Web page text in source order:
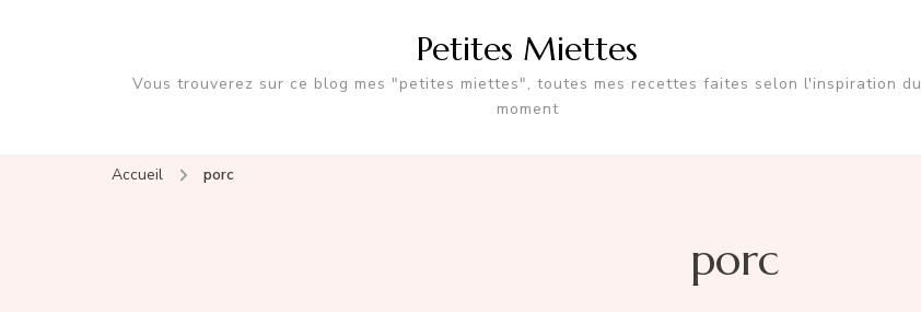
Petites Miettes
Vous trouverez sur ce blog mes "petites miettes", toutes mes recettes faites selon l'inspiration du
moment
Accueil porc
porc